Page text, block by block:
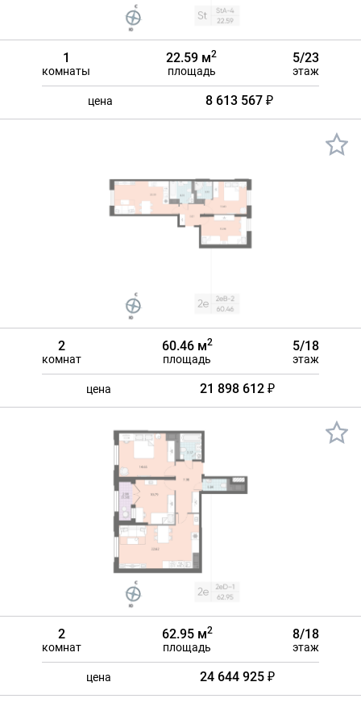
1
комнаты
22.59 м2
площадь
5/23
этаж
цена 8 613 567 ₽
2
комнат
60.46 м2
площадь
5/18
этаж
цена 21 898 612 ₽
2
комнат
62.95 м2
площадь
8/18
этаж
цена 24 644 925 ₽